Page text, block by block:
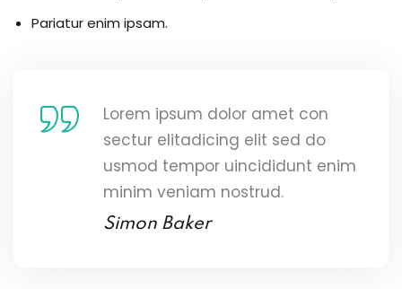
Pariatur enim ipsam.
Lorem ipsum dolor amet con
sectur elitadicing elit sed do
usmod tempor uincididunt enim
minim veniam nostrud.
Simon Baker